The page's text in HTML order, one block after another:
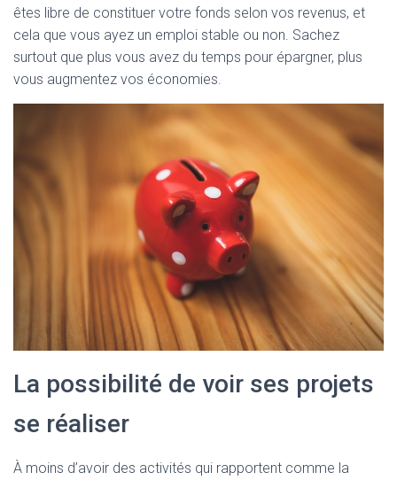
êtes libre de constituer votre fonds selon vos revenus, et
cela que vous ayez un emploi stable ou non. Sachez
surtout que plus vous avez du temps pour épargner, plus
vous augmentez vos économies.
La possibilité de voir ses projets
se réaliser
À moins d’avoir des activités qui rapportent comme la